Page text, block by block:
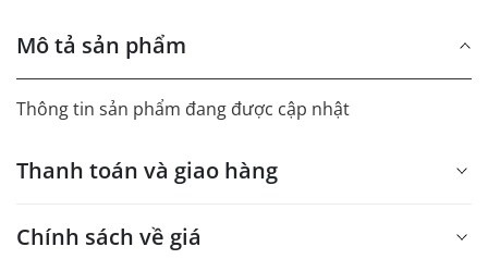
Mô tả sản phẩm
Thông tin sản phẩm đang được cập nhật
Thanh toán và giao hàng
Chính sách về giá